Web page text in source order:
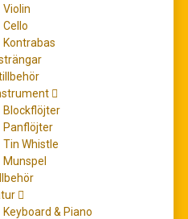
Violin
Cello
Kontrabas
Blockflöjter
Panflöjter
Tin Whistle
Munspel
Keyboard & Piano
Sax and Soprano Sax
together
Det
ursprungliga
330,00 kr.
299,00kr
nuvarande
299,00 kr.
MER